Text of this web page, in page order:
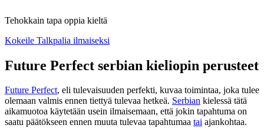
Tehokkain tapa oppia kieltä
Kokeile Talkpalia ilmaiseksi
Future Perfect serbian kieliopin perusteet
Future Perfect, eli tulevaisuuden perfekti, kuvaa toimintaa, joka tulee
olemaan valmis ennen tiettyä tulevaa hetkeä. Serbian kielessä tätä
aikamuotoa käytetään usein ilmaisemaan, että jokin tapahtuma on
saatu päätökseen ennen muuta tulevaa tapahtumaa tai ajankohtaa.